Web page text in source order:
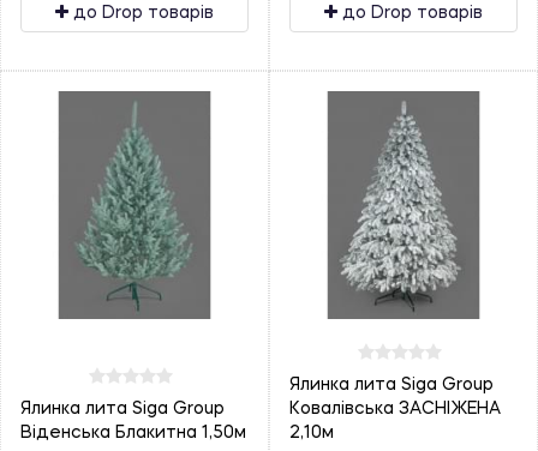
до Drop товарів до Drop товарів
Ялинка лита Siga Group
Віденська Блакитна 1,50м
Ялинка лита Siga Group
Ковалівська ЗАСНІЖЕНА
2,10м